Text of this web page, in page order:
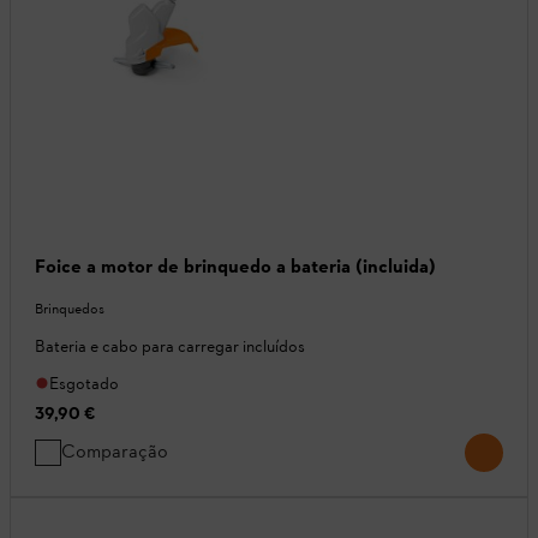
Foice a motor de brinquedo a bateria (incluida)
Brinquedos
Bateria e cabo para carregar incluídos
Esgotado
39,90 €
Comparação